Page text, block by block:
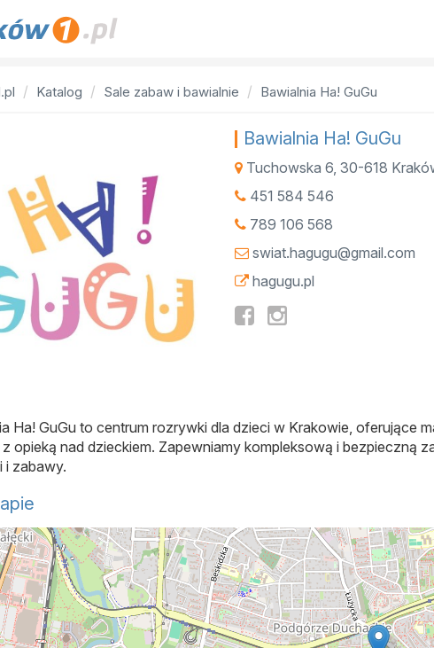
Katalog Sale zabaw i bawialnie Bawialnia Ha! GuGu
Bawialnia Ha! GuGu
Tuchowska 6,30-618
451 584 546
789 106 568
swiat.hagugu@gmail.com
hagugu.pl
Ha! GuGu to centrum rozrywki dla dzieci w Krakowie, oferujące
opieką nad dzieckiem. Zapewniamy kompleksową i bezpieczną
i zabawy.